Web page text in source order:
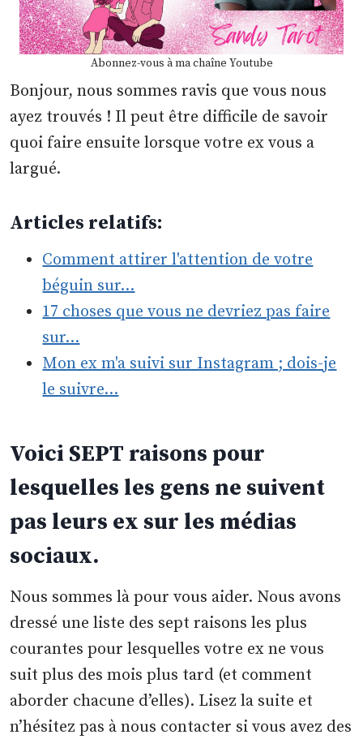
Abonnez-vous à ma chaîne Youtube
Bonjour, nous sommes ravis que vous nous
ayez trouvés ! Il peut être difficile de savoir
quoi faire ensuite lorsque votre ex vous a
largué.
Articles relatifs:
Comment attirer l'attention de votre
béguin sur…
17 choses que vous ne devriez pas faire
sur…
Mon ex m'a suivi sur Instagram ; dois-je
le suivre…
Voici SEPT raisons pour
lesquelles les gens ne suivent
pas leurs ex sur les médias
sociaux.
Nous sommes là pour vous aider. Nous avons
dressé une liste des sept raisons les plus
courantes pour lesquelles votre ex ne vous
suit plus des mois plus tard (et comment
aborder chacune d’elles). Lisez la suite et
n’hésitez pas à nous contacter si vous avez des